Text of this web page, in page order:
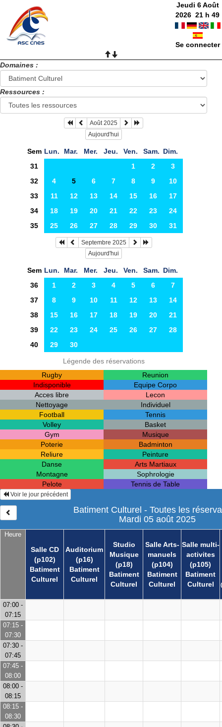
Jeudi 6 Août
2026 21 h49
Se connecter
Domaines :
Ressources :
Août 2025
Aujourd'hui
Sem Lun. Mar. Mer. Jeu. Ven. Sam. Dim.
31
1 2
3
32
4 5 6 7 8 9
10
33
11 12 13 14 15 16
17
34
18 19 20 21 22 23
24
35
25 26 27 28 29 30 31
Septembre 2025
Aujourd'hui
Sem Lun. Mar. Mer. Jeu. Ven. Sam. Dim.
36
1 2 3 4 5 6
7
37
8 9 10 11 12 13
14
38
15 16 17 18 19 20
21
39
22 23 24 25 26 27
28
40
29 30
Légende des réservations
Rugby
Reunion
Indisponible
Equipe Corpo
Acces libre
Lecon
Nettoyage
Individuel
Football
Tennis
Volley
Basket
Gym
Musique
Poterie
Badminton
Reliure
Peinture
Danse
Arts Martiaux
Montagne
Sophrologie
Pelote
Tennis de Table
Heure
Salle CD
(p102)
Batiment
Culturel
Auditorium
(p16)
Batiment
Culturel
Studio
Musique
(p18)
Batiment
Culturel
Salle Arts-
manuels
(p104)
Batiment
Culturel
Salle multi-
activites
(p105)
Batiment
Culturel
Voir le jour précédent
Batiment Culturel - Toutes les
Mardi 05 août 2025
07:00 -
07:15
07:15 -
07:30
07:30 -
07:45
07:45 -
08:00
08:00 -
08:15
08:15 -
08:30